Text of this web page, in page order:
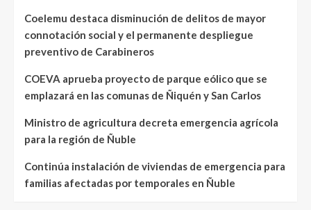
Coelemu destaca disminución de delitos de mayor
connotación social y el permanente despliegue
preventivo de Carabineros
COEVA aprueba proyecto de parque eólico que se
emplazará en las comunas de Ñiquén y San Carlos
Ministro de agricultura decreta emergencia agrícola
para la región de Ñuble
Continúa instalación de viviendas de emergencia para
familias afectadas por temporales en Ñuble